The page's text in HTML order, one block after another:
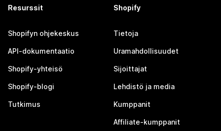
Resurssit
Shopifyn ohjekeskus
API-dokumentaatio
Shopify-yhteisö
Shopify-blogi
Tutkimus
Shopify
Tietoja
Uramahdollisuudet
Sijoittajat
Lehdistö ja media
Kumppanit
Affiliate-kumppanit